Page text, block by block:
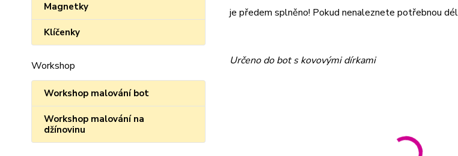
Magnetky
Klíčenky
Workshop
Workshop malování bot
Workshop malování na
džínovinu
je předem splněno! Pokud nenaleznete potřebnou
Určeno do bot s kovovými dírkami